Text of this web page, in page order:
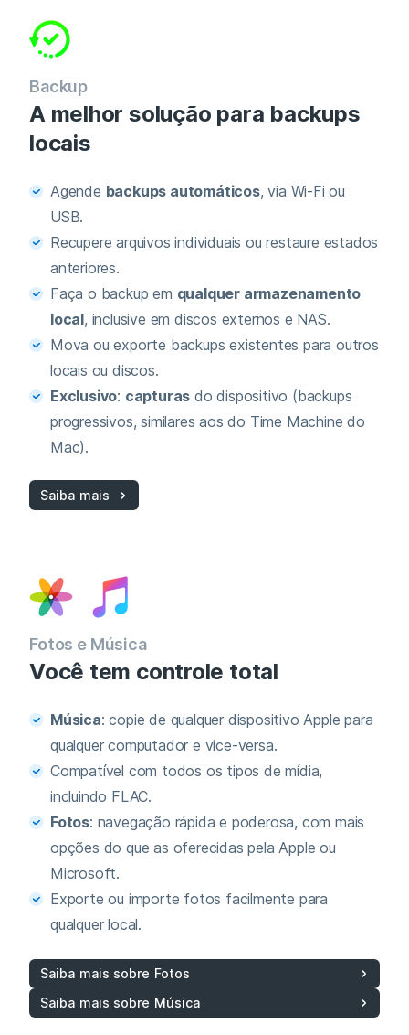
Backup
A melhor solução para backups
locais
Agende backups automáticos, via Wi‑Fi ou
USB.
Recupere arquivos individuais ou restaure estados
anteriores.
Faça o backup em qualquer armazenamento
local, inclusive em discos externos e NAS.
Mova ou exporte backups existentes para outros
locais ou discos.
Exclusivo: capturas do dispositivo (backups
progressivos, similares aos do Time Machine do
Mac).
Saiba mais
Fotos e Música
Você tem controle total
Música: copie de qualquer dispositivo Apple para
qualquer computador e vice‑versa.
Compatível com todos os tipos de mídia,
incluindo FLAC.
Fotos: navegação rápida e poderosa, com mais
opções do que as oferecidas pela Apple ou
Microsoft.
Exporte ou importe fotos facilmente para
qualquer local.
Saiba mais sobre Fotos
Saiba mais sobre Música